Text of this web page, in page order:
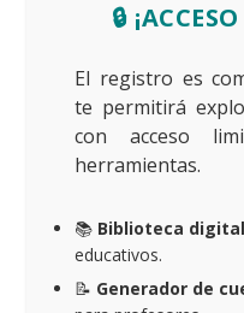
🔒
El registro es
te permitirá
con acceso
herramientas.
📚 Biblioteca digital
educativos.
📝 Generador de